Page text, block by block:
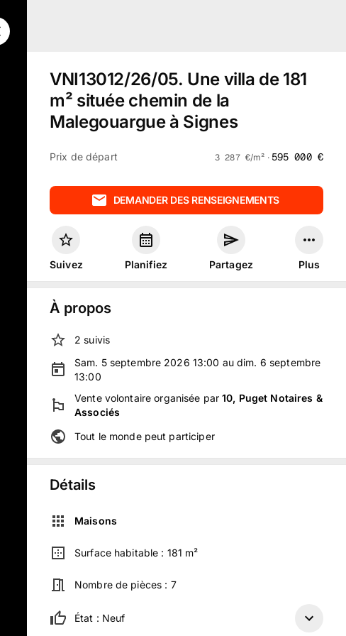
VNI13012/26/05. Une villa de 181
m² située chemin de la
Malegouargue à Signes
Prix de départ 3 287 €/m² · 595 000 €
DEMANDER DES RENSEIGNEMENTS
Suivez Planifiez Partagez Plus
À propos
2 suivis
Sam. 5 septembre 2026 13:00 au dim. 6 septembre
13:00
Vente volontaire organisée par10, Puget Notaires &
Associés
Tout le monde peut participer
Détails
Maisons
Surface habitable : 181 m²
Nombre de pièces : 7
État : Neuf